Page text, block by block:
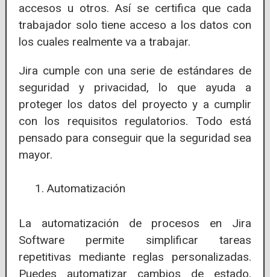
accesos u otros. Así se certifica que cada
trabajador solo tiene acceso a los datos con
los cuales realmente va a trabajar.
Jira cumple con una serie de estándares de
seguridad y privacidad, lo que ayuda a
proteger los datos del proyecto y a cumplir
con los requisitos regulatorios. Todo está
pensado para conseguir que la seguridad sea
mayor.
Automatización
La automatización de procesos en Jira
Software permite simplificar tareas
repetitivas mediante reglas personalizadas.
Puedes automatizar cambios de estado,